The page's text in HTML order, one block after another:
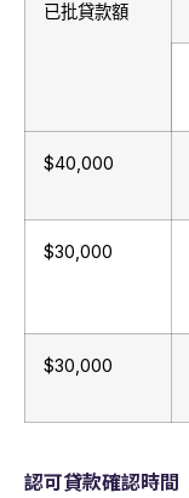
已批貸款額
$40,000
$30,000
$30,000
認可貸款確認時間